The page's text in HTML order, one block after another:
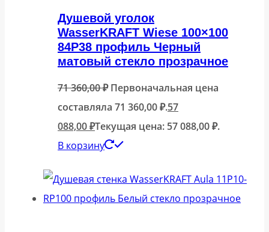
Душевой уголок
WasserKRAFT Wiese 100×100
84P38 профиль Черный
матовый стекло прозрачное
71 360,00₽ Первоначальная цена
составляла 71 360,00 ₽.57
088,00₽Текущая цена: 57 088,00 ₽.
В корзину